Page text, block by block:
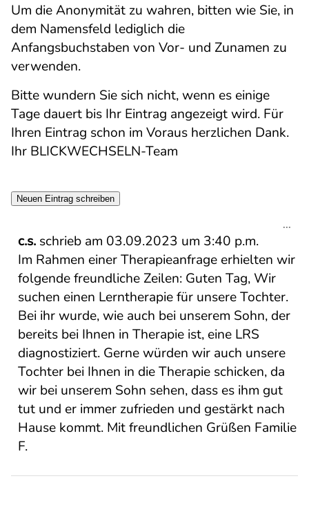
Um die Anonymität zu wahren, bitten wie Sie, in
dem Namensfeld lediglich die
Anfangsbuchstaben von Vor- und Zunamen zu
verwenden.
Bitte wundern Sie sich nicht, wenn es einige
Tage dauert bis Ihr Eintrag angezeigt wird. Für
Ihren Eintrag schon im Voraus herzlichen Dank.
Ihr BLICKWECHSELN-Team
c.s. schrieb am 03.09.2023 um 3:40 p.m.
Im Rahmen einer Therapieanfrage erhielten wir
folgende freundliche Zeilen: Guten Tag, Wir
suchen einen Lerntherapie für unsere Tochter.
Bei ihr wurde, wie auch bei unserem Sohn, der
bereits bei Ihnen in Therapie ist, eine LRS
diagnostiziert. Gerne würden wir auch unsere
Tochter bei Ihnen in die Therapie schicken, da
wir bei unserem Sohn sehen, dass es ihm gut
tut und er immer zufrieden und gestärkt nach
Hause kommt. Mit freundlichen Grüßen Familie
F.
...